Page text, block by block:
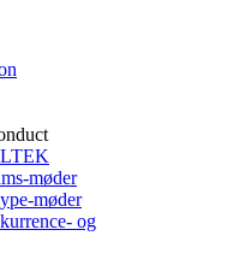
møder
møder
og